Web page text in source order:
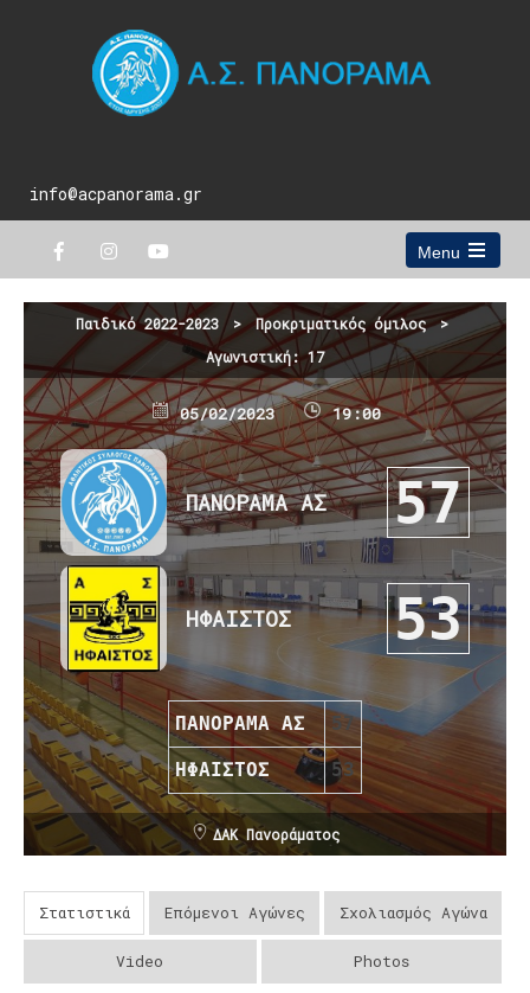
info@acpanorama.gr
Menu
Open
main
menu
Παιδικό 2022-2023 > Προκριματικός όμιλος
>
Αγωνιστική: 17
05/02/2023 19:00
ΠΑΝΟΡΑΜΑ ΑΣ 57
ΗΦΑΙΣΤΟΣ 53
ΠΑΝΟΡΑΜΑ ΑΣ 57
ΗΦΑΙΣΤΟΣ 53
ΔΑΚ Πανοράματος
Στατιστικά Επόμενοι Αγώνες Σχολιασμός Αγώνα
Video Photos